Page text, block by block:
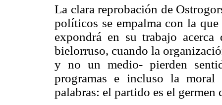
La clara reprobación de
políticos se empalma con la
expondrá en su trabajo acerca
bielorruso, cuando la
y no un medio- pierden
programas e incluso la
palabras: el partido es el germen